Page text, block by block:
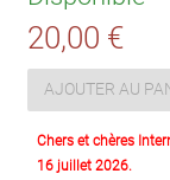
20,00 €
AJOUTER AU
Chers et chères
16 juillet 2026.